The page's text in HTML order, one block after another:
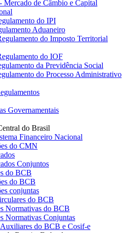
de Câmbio e Capital
do IPI
Aduaneiro
do Imposto Territorial
do IOF
da Previdência Social
do Processo Administrativo
Governamentais
do Brasil
Financeiro Nacional
do CMN
Conjuntos
do BCB
do BCB
conjuntas
do BCB
Normativas do BCB
Normativas Conjuntas
do BCB e Cosif-e